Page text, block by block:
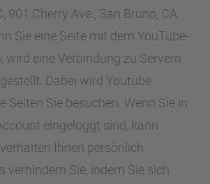
901 Cherry Ave., San Bruno, CA
Sie eine Seite mit dem YouTube-
wird eine Verbindung zu Servern
Dabei wird Youtube
Seiten Sie besuchen. Wenn Sie in
eingeloggt sind, kann
Ihnen persönlich
verhindern Sie, indem Sie sich